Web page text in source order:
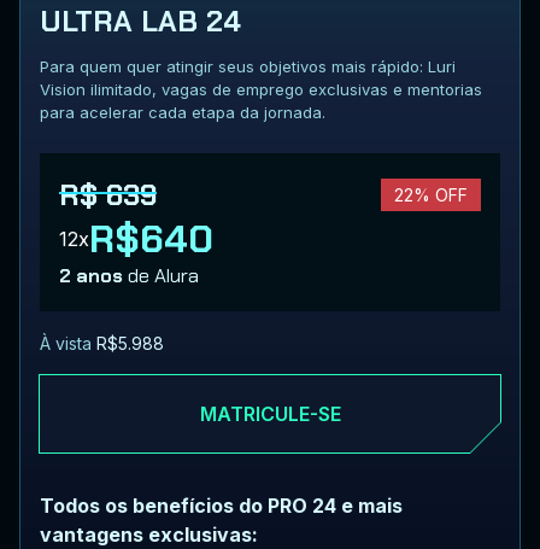
ULTRA LAB 24
Para quem quer atingir seus objetivos mais rápido: Luri
Vision ilimitado, vagas de emprego exclusivas e mentorias
para acelerar cada etapa da jornada.
R$ 639 22% OFF
12xR$640
2 anosde Alura
À vista R$5.988
MATRICULE-SE
Todos os benefícios do PRO 24 e mais
vantagens exclusivas: